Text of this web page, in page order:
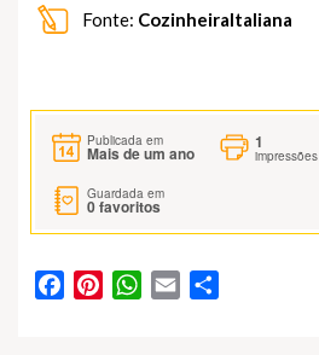
Fonte: CozinheiraItaliana
Publicada em
Mais de um ano
1
impressões
Guardada em
0favoritos
FacebookPinterestWhatsApp
Email